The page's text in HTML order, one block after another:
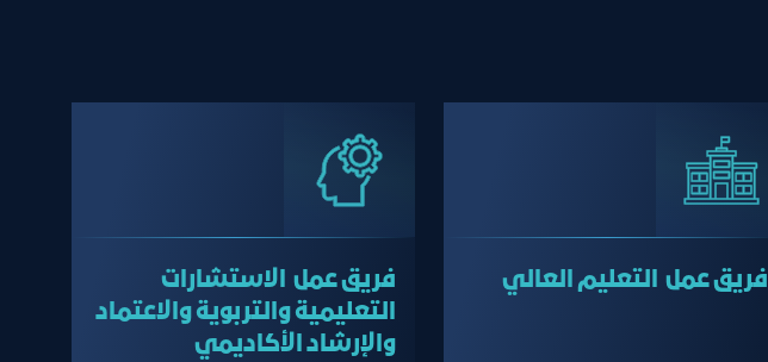
فريق عمل التعليم العالي
فريق عمل الاستشارات
التعليمية والتربوية والاعتماد
والإرشاد الأكاديمي